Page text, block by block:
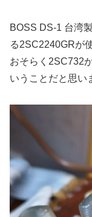
BOSS DS-1 台湾
る2SC2240GRが
おそらく2SC732
いうことだと思い